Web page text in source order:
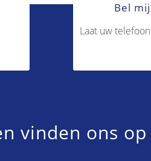
Bel
Laat uw
vinden ons op